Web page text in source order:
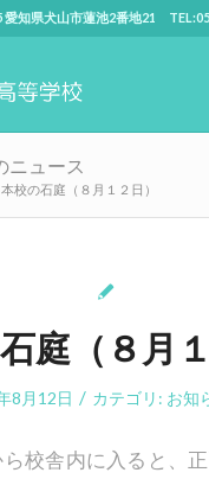
愛知県犬山市蓮池2番地21
ニュース
本校の石庭（８月１２日）
庭（８月１
8月12日 / カテゴリ: お知
校舎内に入ると、